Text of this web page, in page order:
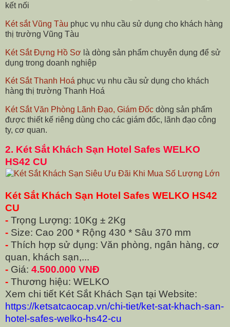
kết nối
Két sắt Vũng Tàu phục vụ nhu cầu sử dụng cho khách hàng
thị trường Vũng Tàu
Két Sắt Đựng Hồ Sơ là dòng sản phẩm chuyên dụng để sử
dụng trong doanh nghiệp
Két Sắt Thanh Hoá phục vụ nhu cầu sử dụng cho khách
hàng thị trường Thanh Hoá
Két Sắt Văn Phòng Lãnh Đạo, Giám Đốc dòng sản phẩm
được thiết kế riêng dùng cho các giám đốc, lãnh đạo công
ty, cơ quan.
2. Két Sắt Khách Sạn Hotel Safes WELKO
HS42 CU
Két Sắt Khách Sạn Hotel Safes WELKO HS42
CU
- Trọng Lượng: 10Kg ± 2Kg
- Size: Cao 200 * Rộng 430 * Sâu 370 mm
- Thích hợp sử dụng: Văn phòng, ngân hàng, cơ
quan, khách sạn,...
- Giá: 4.500.000 VNĐ
- Thương hiệu: WELKO
Xem chi tiết Két Sắt Khách Sạn tại Website:
https://ketsatcaocap.vn/chi-tiet/ket-sat-khach-san-
hotel-safes-welko-hs42-cu